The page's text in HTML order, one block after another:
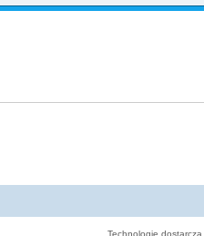
Technologię dostarcza